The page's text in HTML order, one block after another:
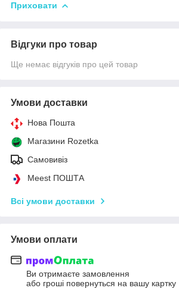
Приховати
Відгуки про товар
Ще немає відгуків про цей товар
Умови доставки
Нова Пошта
Магазини Rozetka
Самовивіз
Meest ПОШТА
Всі умови доставки
Умови оплати
Ви отримаєте замовлення
або гроші повернуться на вашу картку